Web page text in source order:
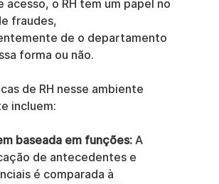
acesso, o RH tem um papel no
fraudes,
de o departamento
forma ou não.
de RH nesse ambiente
incluem:
baseada em funções: A
de antecedentes e
é comparada à